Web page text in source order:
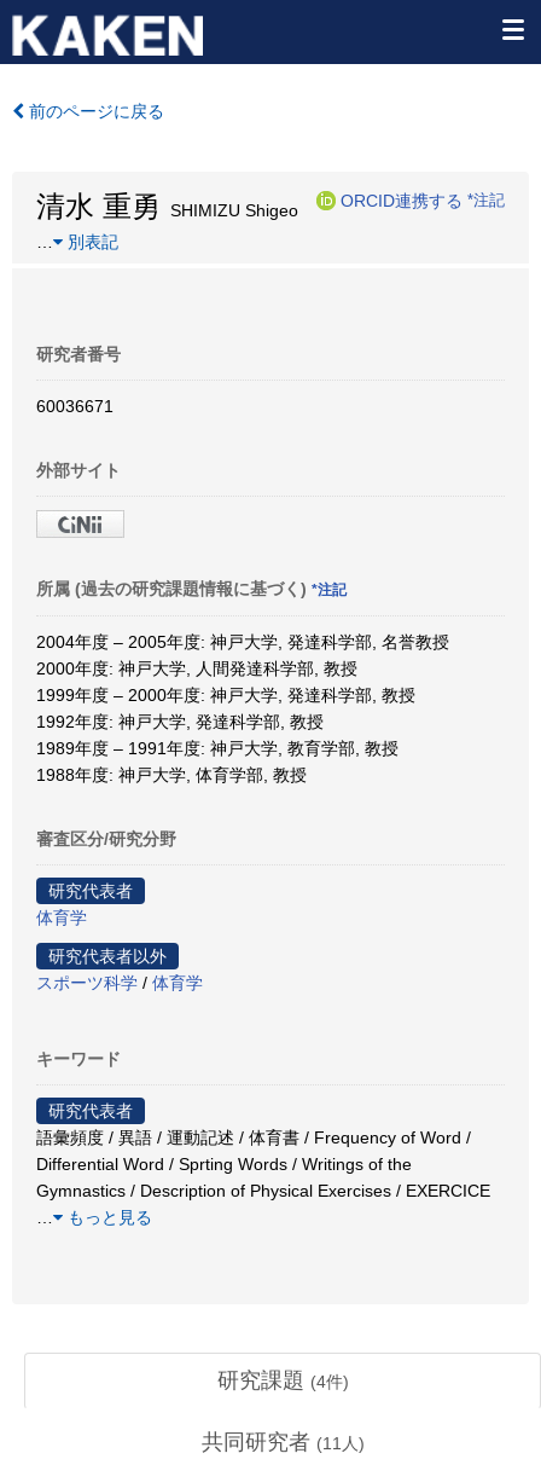
前のページに戻る
清水 重勇 SHIMIZU Shigeo
ORCID連携する *注記
別表記
研究者番号
60036671
外部サイト
所属 (過去の研究課題情報に基づく) *注記
2004年度 – 2005年度: 神戸大学, 発達科学部, 名誉教授
2000年度: 神戸大学, 人間発達科学部, 教授
1999年度 – 2000年度: 神戸大学, 発達科学部, 教授
1992年度: 神戸大学, 発達科学部, 教授
1989年度 – 1991年度: 神戸大学, 教育学部, 教授
1988年度: 神戸大学, 体育学部, 教授
審査区分/研究分野
研究代表者
体育学
研究代表者以外
スポーツ科学 / 体育学
キーワード
研究代表者
語彙頻度 / 異語 / 運動記述 / 体育書 / Frequency of Word /
Differential Word / Sprting Words / Writings of the
Gymnastics / Description of Physical Exercises / EXERCICE
もっと見る
研究課題 (4件)
共同研究者 (11 人)